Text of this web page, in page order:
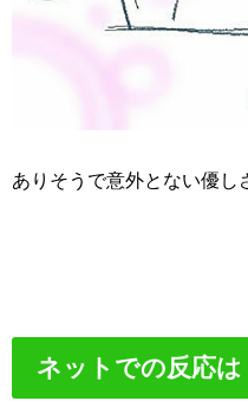
ありそうで意外とない優し
ネットでの反応は